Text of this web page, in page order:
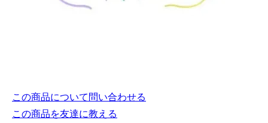
この商品について問い合わせる
この商品を友達に教える